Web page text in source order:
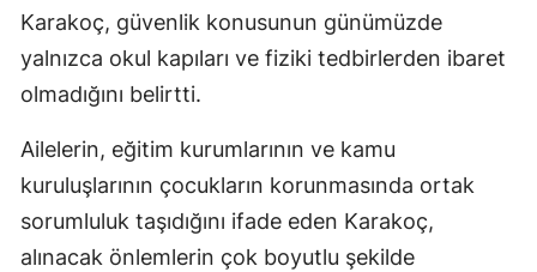
Karakoç, güvenlik konusunun günümüzde
yalnızca okul kapıları ve fiziki tedbirlerden ibaret
olmadığını belirtti.
Ailelerin, eğitim kurumlarının ve kamu
kuruluşlarının çocukların korunmasında ortak
sorumluluk taşıdığını ifade eden Karakoç,
alınacak önlemlerin çok boyutlu şekilde